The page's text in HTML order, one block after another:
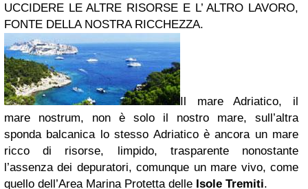
UCCIDERE LE ALTRE RISORSE E L’ ALTRO LAVORO,
FONTE DELLA NOSTRA RICCHEZZA.
Il mare Adriatico, il
mare nostrum, non è solo il nostro mare, sull’altra
sponda balcanica lo stesso Adriatico è ancora un mare
ricco di risorse, limpido, trasparente nonostante
l’assenza dei depuratori, comunque un mare vivo, come
quello dell’Area Marina Protetta delle Isole Tremiti.